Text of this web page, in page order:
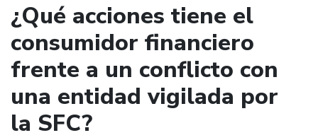
¿Qué acciones tiene el
consumidor financiero
frente a un conflicto con
una entidad vigilada por
la SFC?